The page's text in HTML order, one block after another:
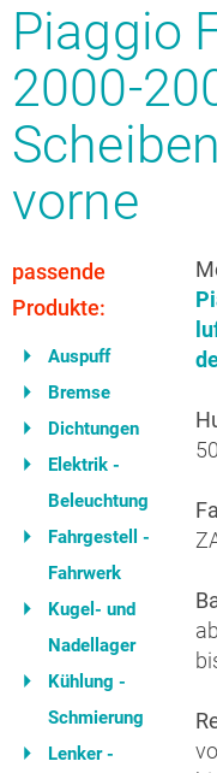
Piaggio
2000-
vorne
passende
Produkte:
Auspuff
Bremse
Dichtungen
Elektrik -
Beleuchtung
Fahrgestell -
Fahrwerk
Kugel- und
Nadellager
Kühlung -
Schmierung
Lenker -